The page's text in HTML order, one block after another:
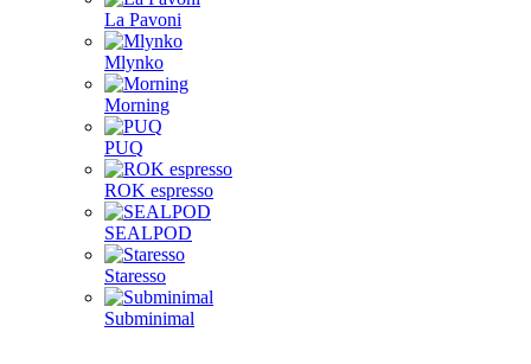
La Pavoni
Mlynko
Morning
PUQ
ROK espresso
SEALPOD
Staresso
Subminimal